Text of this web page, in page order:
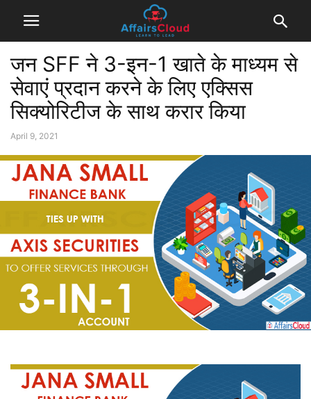
जन SFF ने 3-इन-1 खाते के माध्यम से
सेवाएं प्रदान करने के लिए एक्सिस
सिक्योरिटीज के साथ करार किया
April 9, 2021